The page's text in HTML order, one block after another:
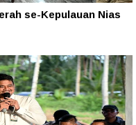
se-Kepulauan Nias